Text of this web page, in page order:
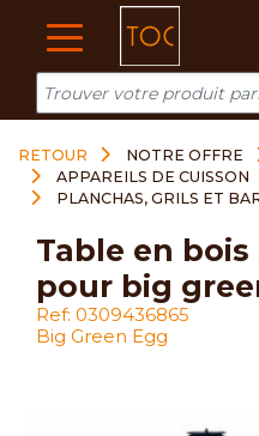
RETOUR NOTRE OFFRE
APPAREILS DE CUISSON
PLANCHAS, GRILS ET
table en bois sans roulettes
pour big
Ref: 0309436865
Big Green Egg
Cookies management panel